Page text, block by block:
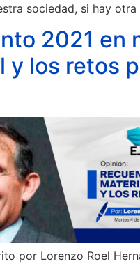
sociedad, si hay
2021 en
y los retos
por Lorenzo Roel